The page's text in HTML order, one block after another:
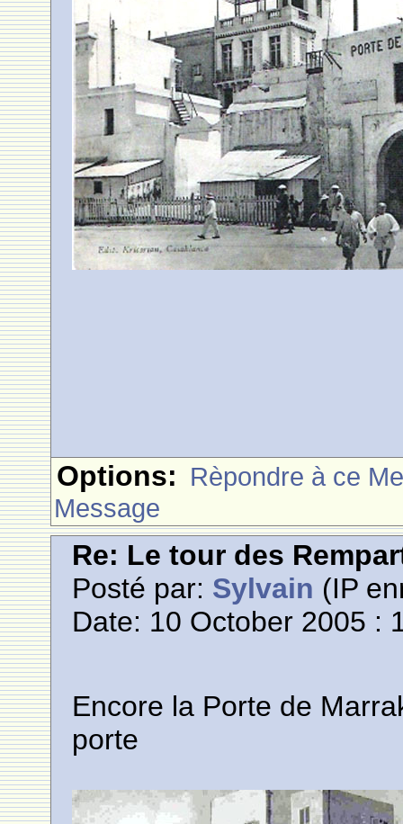
Options: Rèpondre à ce
Message
Re: Le tour des
Posté par: Sylvain (IP
Date: 10 October 2005 :
Encore la Porte de
porte